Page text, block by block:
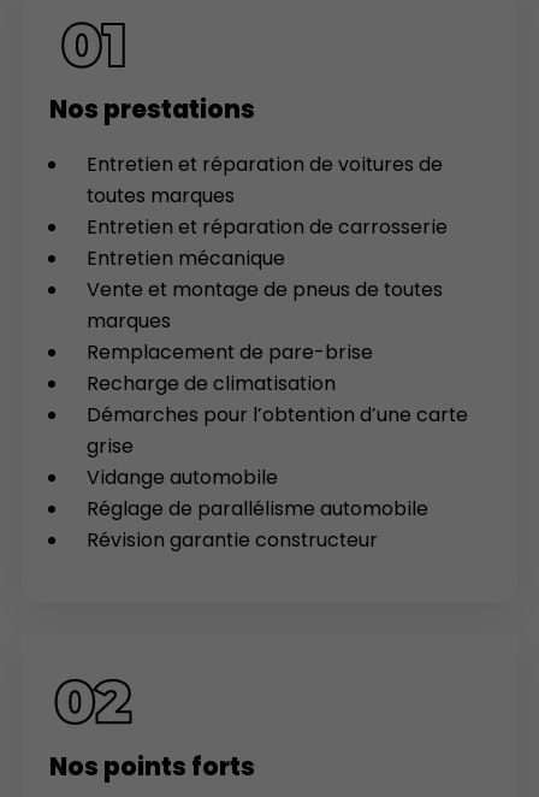
Nos prestations
Entretien et réparation de voitures de
toutes marques
Entretien et réparation de carrosserie
Entretien mécanique
Vente et montage de pneus de toutes
marques
Remplacement de pare-brise
Recharge de climatisation
Démarches pour l’obtention d’une carte
grise
Vidange automobile
Réglage de parallélisme automobile
Révision garantie constructeur
Nos points forts